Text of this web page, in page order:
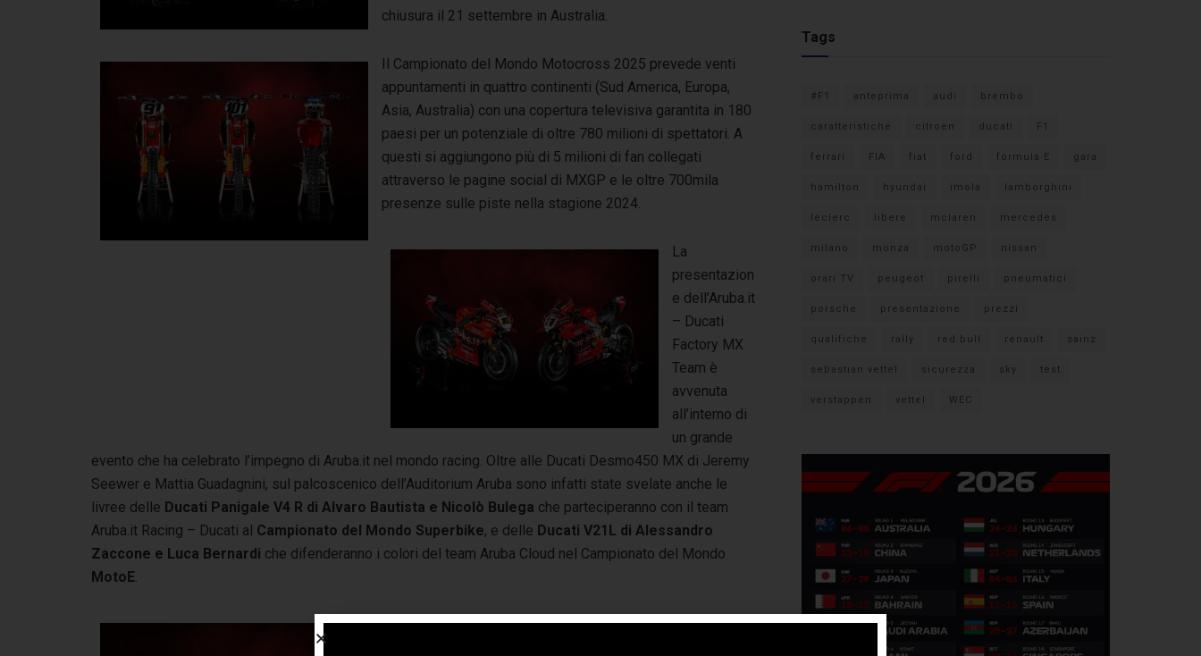
chiusura il 21 settembre in Australia.
Il Campionato del Mondo Motocross 2025 prevede venti
appuntamenti in quattro continenti (Sud America, Europa,
Asia, Australia) con una copertura televisiva garantita in 180
paesi per un potenziale di oltre 780 milioni di spettatori. A
questi si aggiungono più di 5 milioni di fan collegati
attraverso le pagine social di MXGP e le oltre 700mila
presenze sulle piste nella stagione 2024.
La
presentazion
e dell’Aruba.it
– Ducati
Factory MX
Team è
avvenuta
all’interno di
un grande
evento che ha celebrato l’impegno di Aruba.it nel mondo racing. Oltre alle Ducati Desmo450 MX di Jeremy
Seewer e Mattia Guadagnini, sul palcoscenico dell’Auditorium Aruba sono infatti state svelate anche le
livree delle Ducati Panigale V4 R di Alvaro Bautista e Nicolò Bulega che parteciperanno con il team
Aruba.it Racing – Ducati al Campionato del Mondo Superbike, e delle Ducati V21L di Alessandro
Zaccone e Luca Bernardi che difenderanno i colori del team Aruba Cloud nel Campionato del Mondo
MotoE
Claudio Domenicali (Amministratore Delegato Ducati):
Tags
#F1 anteprima audi brembo
caratteristiche citroen ducati F1
ferrari FIA fiat ford formula E gara
hamilton hyundai imola lamborghini
leclerc libere mclaren mercedes
milano monza motoGP nissan
orari TV peugeot pirelli pneumatici
porsche presentazione prezzi
qualifiche rally red bull renault sainz
sebastian vettel sicurezza sky test
verstappen vettel WEC